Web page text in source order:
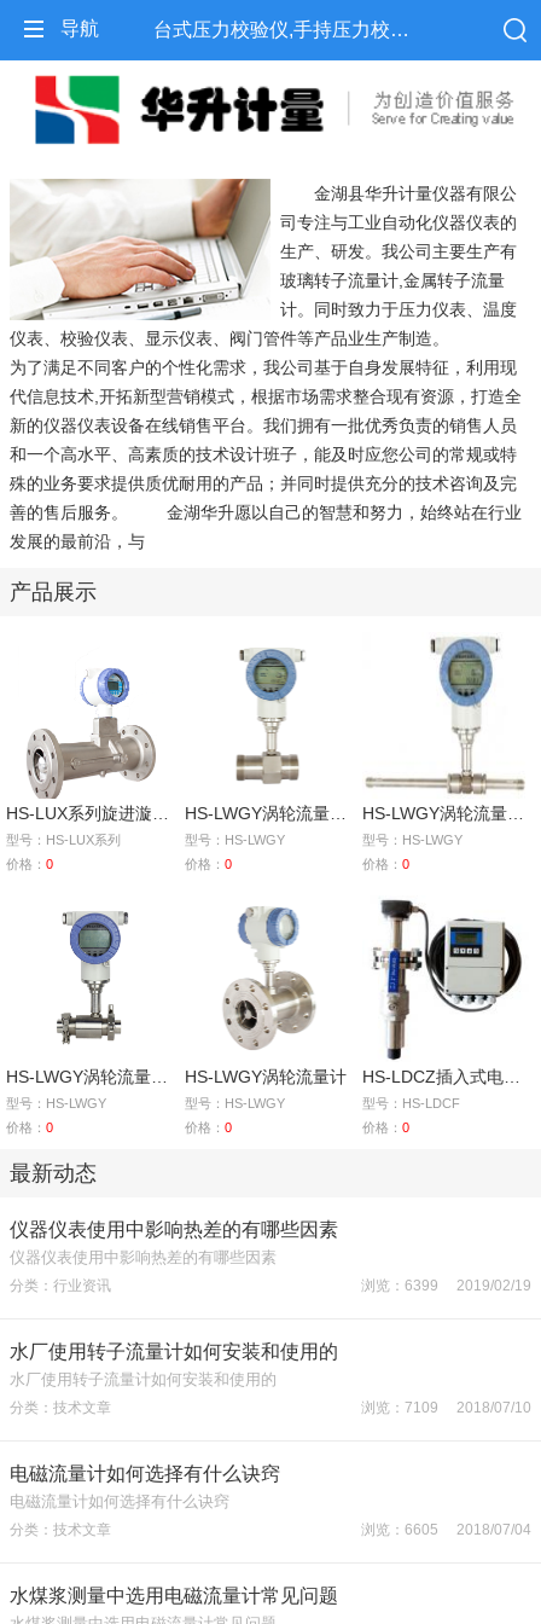
导航 台式压力校验仪,手持压力校验仪,便携式压力校验仪-金湖县华升计量仪器有限公司
金湖县华升计量仪器有限公
司专注与工业自动化仪器仪表的
生产、研发。我公司主要生产有
玻璃转子流量计,金属转子流量
计。同时致力于压力仪表、温度
仪表、校验仪表、显示仪表、阀门管件等产品业生产制造。
为了满足不同客户的个性化需求，我公司基于自身发展特征，利用现
代信息技术,开拓新型营销模式，根据市场需求整合现有资源，打造全
新的仪器仪表设备在线销售平台。我们拥有一批优秀负责的销售人员
和一个高水平、高素质的技术设计班子，能及时应您公司的常规或特
殊的业务要求提供质优耐用的产品；并同时提供充分的技术咨询及完
善的售后服务。 金湖华升愿以自己的智慧和努力，始终站在行业
发展的最前沿，与
产品展示
型号：HS-LUX系列
价格： 0
HS-LWGY涡轮流量计（螺纹连接）
型号：HS-LWGY
价格： 0
型号：HS-LWGY
价格：0
型号：HS-LWGY
价格： 0
HS-LWGY涡轮流量计
型号：HS-LWGY
价格： 0
型号：HS-LDCF
价格：0
最新动态
仪器仪表使用中影响热差的有哪些因素
仪器仪表使用中影响热差的有哪些因素
分类：行业资讯 浏览：6399 2019/02/19
水厂使用转子流量计如何安装和使用的
水厂使用转子流量计如何安装和使用的
分类：技术文章 浏览：7109 2018/07/10
电磁流量计如何选择有什么诀窍
电磁流量计如何选择有什么诀窍
分类：技术文章 浏览：6605 2018/07/04
水煤浆测量中选用电磁流量计常见问题